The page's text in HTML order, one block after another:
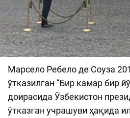
Марсело Ребело де Соуза
ўтказилган “Бир камар бир
доирасида Ўзбекистон
ўтказган учрашуви ҳақида